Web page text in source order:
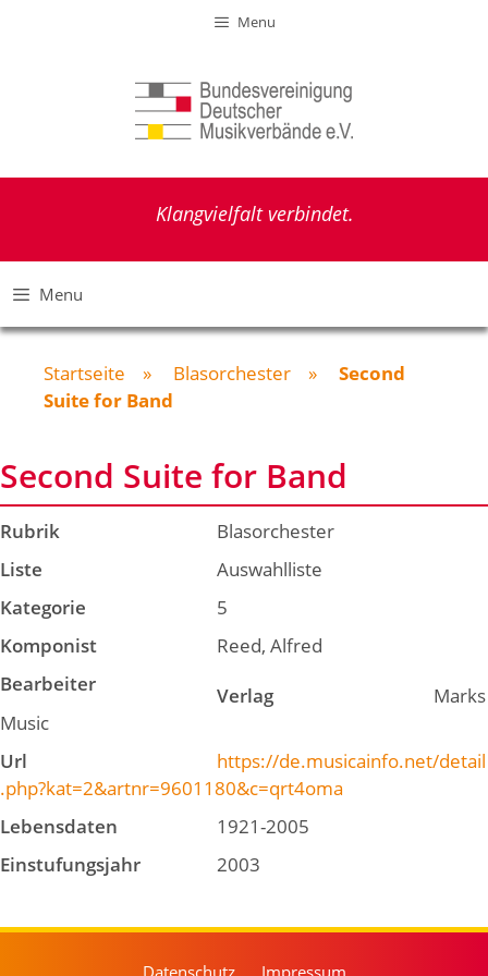
Menu
Klangvielfalt verbindet.
Menu
Startseite » Blasorchester » Second
Suite for Band
Second Suite for Band
Rubrik
Blasorchester
Liste
Auswahlliste
Kategorie
5
Komponist
Reed, Alfred
Bearbeiter
Verlag
Marks
Music
Url
https://de.musicainfo.net/detail
.php?kat=2&artnr=9601180&c=qrt4oma
Lebensdaten
1921-2005
Einstufungsjahr
2003
Datenschutz Impressum